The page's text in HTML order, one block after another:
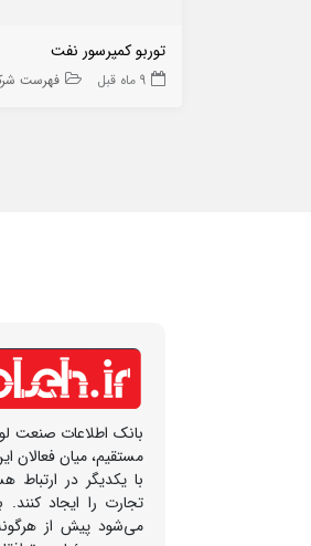
توربو کمپرسور نفت
9 ماه قبل فهرست شرکت
بانک اطلاعات صنعت
مستقیم، میان فعالان
با یکدیگر در
تجارت را ایجاد
می‌شود پیش از